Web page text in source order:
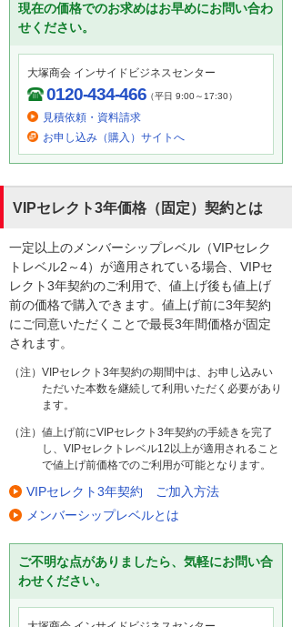
現在の価格でのお求めはお早めにお問い合わ
せください。
大塚商会 インサイドビジネスセンター
0120-434-466（平日 9:00～17:30）
見積依頼・資料請求
お申し込み（購入）サイトへ
VIPセレクト3年価格（固定）契約とは
一定以上のメンバーシップレベル（VIPセレク
トレベル2～4）が適用されている場合、VIPセ
レクト3年契約のご利用で、値上げ後も値上げ
前の価格で購入できます。値上げ前に3年契約
にご同意いただくことで最長3年間価格が固定
されます。
（注）VIPセレクト3年契約の期間中は、お申し込みい
ただいた本数を継続して利用いただく必要があり
ます。
（注）値上げ前にVIPセレクト3年契約の手続きを完了
し、VIPセレクトレベル12以上が適用されること
で値上げ前価格でのご利用が可能となります。
VIPセレクト3年契約 ご加入方法
メンバーシップレベルとは
ご不明な点がありましたら、気軽にお問い合
わせください。